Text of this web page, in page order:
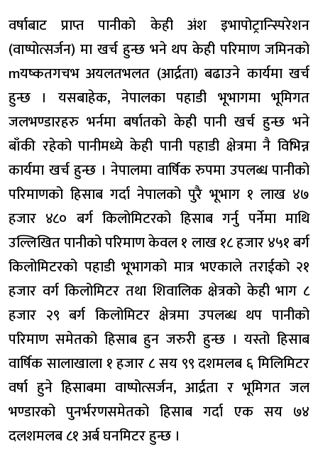
वर्षाबाट प्राप्त पानीको केही अंश इभापोट्रान्स्पिरेशन
(वाष्पोत्सर्जन) मा खर्च हुन्छ भने थप केही परिमाण जमिनको
mयष्कतगचभ अयलतभलत (आर्द्रता) बढाउने कार्यमा खर्च
हुन्छ । यसबाहेक, नेपालका पहाडी भूभागमा भूमिगत
जलभण्डारहरु भर्नमा बर्षातको केही पानी खर्च हुन्छ भने
बाँकी रहेको पानीमध्ये केही पानी पहाडी क्षेत्रमा नै विभिन्न
कार्यमा खर्च हुन्छ । नेपालमा वार्षिक रुपमा उपलब्ध पानीको
परिमाणको हिसाब गर्दा नेपालको पुरै भूभाग १ लाख ४७
हजार ४८० बर्ग किलोमिटरको हिसाब गर्नु पर्नेमा माथि
उल्लिखित पानीको परिमाण केवल १ लाख १८ हजार ४५१ बर्ग
किलोमिटरको पहाडी भूभागको मात्र भएकाले तराईको २१
हजार वर्ग किलोमिटर तथा शिवालिक क्षेत्रको केही भाग ८
हजार २९ बर्ग किलोमिटर क्षेत्रमा उपलब्ध थप पानीको
परिमाण समेतको हिसाब हुन जरुरी हुन्छ । यस्तो हिसाब
वार्षिक सालाखाला १ हजार ८ सय ९९ दशमलब ६ मिलिमिटर
वर्षा हुने हिसाबमा वाष्पोत्सर्जन, आर्द्रता र भूमिगत जल
भण्डारको पुनर्भरणसमेतको हिसाब गर्दा एक सय ७४
दलशमलब ८१ अर्ब घनमिटर हुन्छ ।